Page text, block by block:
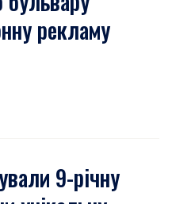
рекламу
9-річну